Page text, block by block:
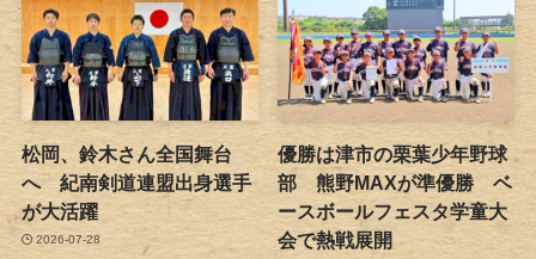
松岡、鈴木さん全国舞台
へ 紀南剣道連盟出身選手
が大活躍
2026-07-28
優勝は津市の栗葉少年野球
部 熊野MAXが準優勝 ベ
ースボールフェスタ学童大
会で熱戦展開